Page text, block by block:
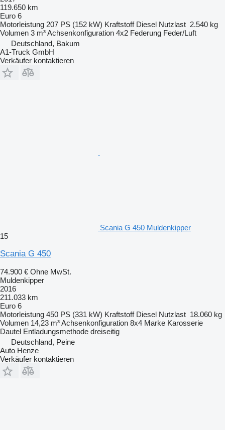
119.650 km
Euro 6
Motorleistung 207 PS (152 kW) Kraftstoff Diesel Nutzlast 2.540 kg
Volumen 3 m³Achsenkonfiguration 4x2 Federung Feder/Luft
Deutschland, Bakum
A1-Truck GmbH
Verkäufer kontaktieren
Scania G 450 Muldenkipper
15
Scania G 450
74.900 € Ohne MwSt.
Muldenkipper
2016
211.033 km
Euro 6
Motorleistung 450 PS (331 kW) Kraftstoff Diesel Nutzlast 18.060 kg
Volumen 14,23 m³Achsenkonfiguration 8x4 Marke Karosserie
Dautel Entladungsmethode dreiseitig
Deutschland, Peine
Auto Henze
Verkäufer kontaktieren